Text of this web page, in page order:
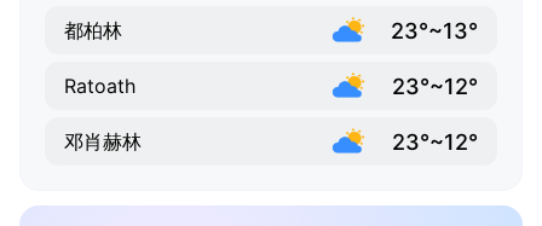
都柏林 23°~13°
Ratoath 23°~12°
邓肖赫林 23°~12°